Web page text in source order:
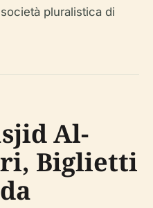
pluralistica di
Al-
Biglietti